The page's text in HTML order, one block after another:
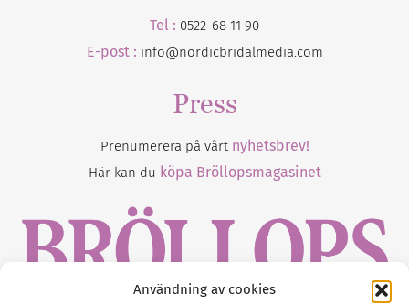
Användning av cookies
Tel : 0522-68 11 90
E-post : info@nordicbridalmedia.com
Press
Prenumerera på vårt nyhetsbrev!
Här kan du köpa Bröllopsmagasinet